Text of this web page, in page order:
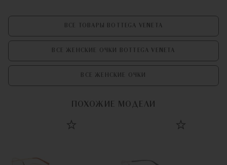
ВСЕ ТОВАРЫ BOTTEGA VENETA
ВСЕ ЖЕНСКИЕ ОЧКИ BOTTEGA VENETA
ВСЕ ЖЕНСКИЕ ОЧКИ
ПОХОЖИЕ МОДЕЛИ